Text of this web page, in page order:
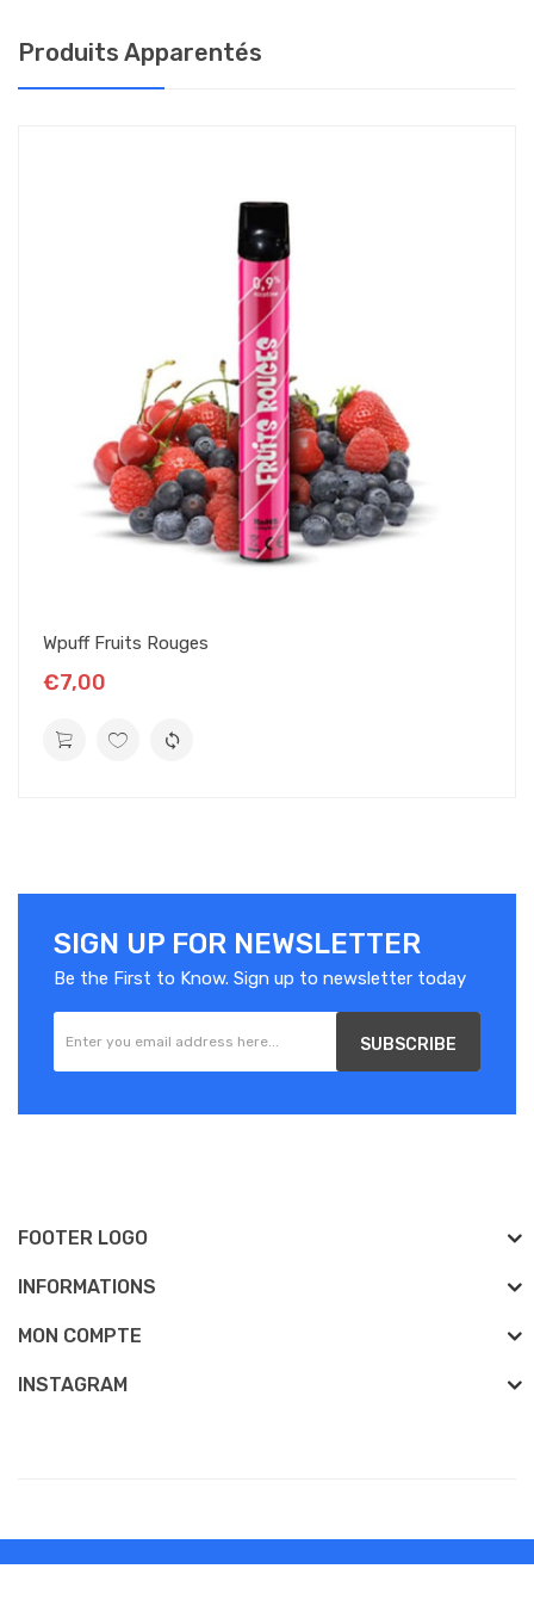
nicotine : c’est ce taux qui vous permettra de tirer des bouffées
Produits Apparentés
Wpuff Fruits Rouges
€7,00
SIGN UP FOR NEWSLETTER
Be the First to Know. Sign up to newsletter today
SUBSCRIBE
FOOTER LOGO
INFORMATIONS
MON COMPTE
INSTAGRAM